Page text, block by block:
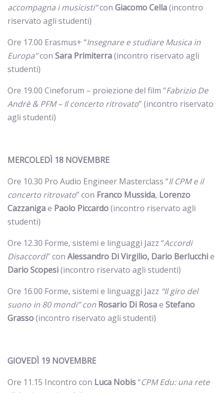
accompagna i musicisti”con Giacomo Cella(incontro
riservato agli studenti)
Ore 17.00 Erasmus+ “Insegnare e studiare Musica in
Europa”con Sara Primiterra(incontro riservato agli
studenti)
Ore 19.00 Cineforum – proiezione del film “Fabrizio De
Andrè & PFM – Il concerto ritrovato” (incontro riservato
agli studenti)
MERCOLEDÌ 18 NOVEMBRE
Ore 10.30 Pro Audio Engineer Masterclass “Il CPM e il
concerto ritrovato” con Franco Mussida, Lorenzo
Cazzanigae Paolo Piccardo(incontro riservato agli
studenti)
Ore 12.30 Forme, sistemi e linguaggi Jazz “Accordi
Disaccordi” con Alessandro Di Virgilio, Dario Berlucchie
Dario Scopesi(incontro riservato agli studenti)
Ore 16.00 Forme, sistemi e linguaggi Jazz “Il giro del
suono in 80 mondi” con Rosario Di Rosae Stefano
Grasso(incontro riservato agli studenti)
GIOVEDÌ 19 NOVEMBRE
Ore 11.15 Incontro con Luca Nobis“CPM Edu: una rete